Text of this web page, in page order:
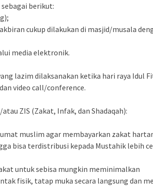
berikut:
cukup dilakukan di masjid/musala
media elektronik.
lazim dilaksanakan ketika hari raya Idul
video call/conference.
ZIS (Zakat, Infak, dan Shadaqah):
muslim agar membayarkan zakat
bisa terdistribusi kepada Mustahik lebih
untuk sebisa mungkin meminimalkan
fisik, tatap muka secara langsung dan